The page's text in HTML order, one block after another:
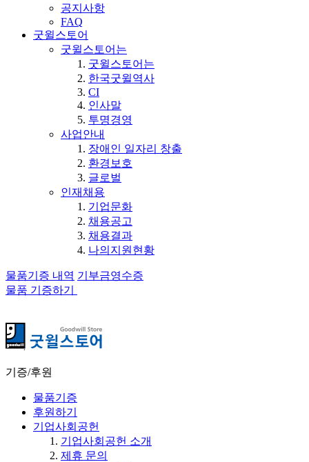
공지사항
FAQ
굿윌스토어
굿윌스토어는
굿윌스토어는
한국굿윌역사
CI
인사말
투명경영
사업안내
장애인 일자리 창출
환경보호
글로벌
인재채용
기업문화
채용공고
채용결과
나의지원현황
물품기증 내역 기부금영수증
물품 기증하기
기증/후원
물품기증
후원하기
기업사회공헌
기업사회공헌 소개
제휴 문의